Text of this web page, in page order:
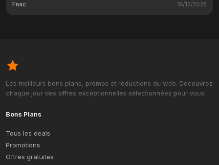
Fnac 19/12/2025
Les meilleurs bons plans, promos et réductions du web. Découvrez
chaque jour des offres exceptionnelles sélectionnées pour vous.
Bons Plans
Tous les deals
Promotions
Offres gratuites